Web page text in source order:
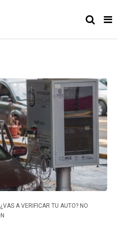
¿VAS A VERIFICAR TU AUTO? NO